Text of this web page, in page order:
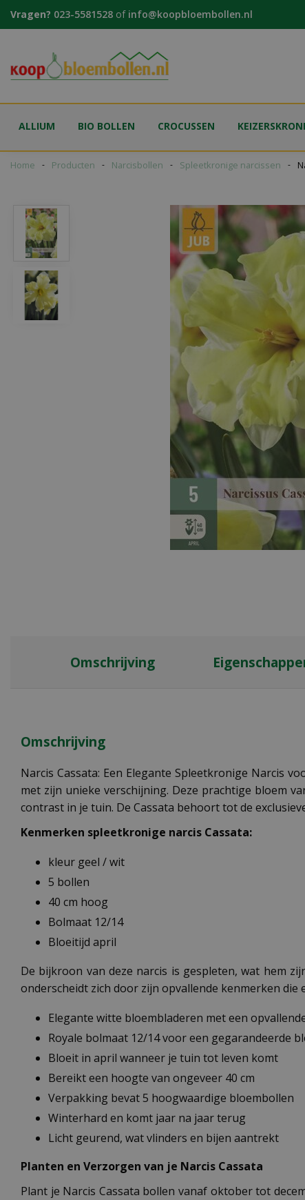
naar
Home Producten Narcisbollen Spleetkronige narcissen
Vragen? 023-5581528 of info@koopbloembollen.nl
ALLIUM BIO BOLLEN CROCUSSEN
Omschrijving
Omschrijving
Narcis Cassata: Een Elegante Spleetkronige Narcis
met zijn unieke verschijning. Deze prachtige bloem
contrast in je tuin. De Cassata behoort tot de
Kenmerken spleetkronige narcis Cassata:
kleur geel / wit
5 bollen
40 cm hoog
Bolmaat 12/14
Bloeitijd april
De bijkroon van deze narcis is gespleten, wat hem
onderscheidt zich door zijn opvallende kenmerken die
Elegante witte bloembladeren met een
Royale bolmaat 12/14 voor een gegarandeerde
Bloeit in april wanneer je tuin tot leven komt
Bereikt een hoogte van ongeveer 40 cm
Verpakking bevat 5 hoogwaardige bloembollen
Winterhard en komt jaar na jaar terug
Licht geurend, wat vlinders en bijen aantrekt
Planten en Verzorgen van je Narcis Cassata
Plant je Narcis Cassata bollen vanaf oktober tot